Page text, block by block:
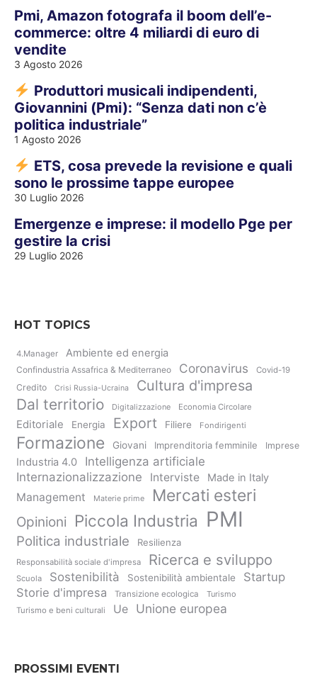
Pmi, Amazon fotografa il boom dell’e-
commerce: oltre 4 miliardi di euro di
vendite
3 Agosto 2026
Produttori musicali indipendenti,
Giovannini (Pmi): “Senza dati non c’è
politica industriale”
1 Agosto 2026
ETS, cosa prevede la revisione e quali
sono le prossime tappe europee
30 Luglio 2026
Emergenze e imprese: il modello Pge per
gestire la crisi
29 Luglio 2026
HOT TOPICS
4.Manager Ambiente ed energia
Confindustria Assafrica & Mediterraneo Coronavirus Covid-19
Credito Crisi Russia-Ucraina Cultura d'impresa
Dal territorio Digitalizzazione Economia Circolare
Editoriale Energia Export Filiere Fondirigenti
Formazione Giovani Imprenditoria femminile Imprese
Industria 4.0
Intelligenza artificiale
Internazionalizzazione
Interviste Made in Italy
Management Materie prime Mercati esteri
Opinioni Piccola Industria PMI
Politica industriale Resilienza
Responsabilità sociale d'impresa Ricerca e sviluppo
Scuola Sostenibilità Sostenibilità ambientale
Startup
Storie d'impresa
Transizione ecologica
Turismo
Turismo e beni culturali
Ue Unione europea
PROSSIMI EVENTI